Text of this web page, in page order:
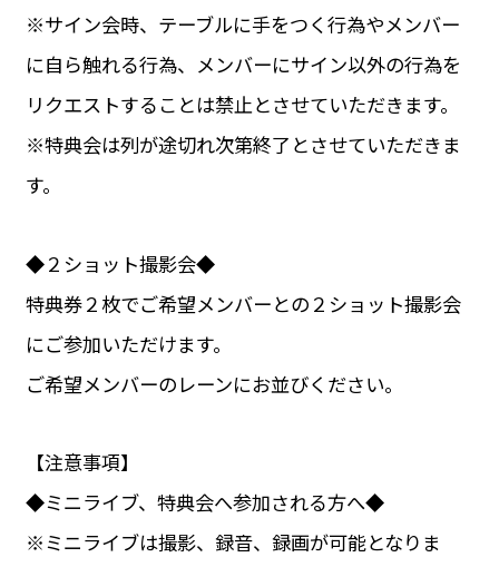
※サイン会時、テーブルに手をつく行為やメンバー
に自ら触れる行為、メンバーにサイン以外の行為を
リクエストすることは禁止とさせていただきます。
※特典会は列が途切れ次第終了とさせていただきま
す。
◆２ショット撮影会◆
特典券２枚でご希望メンバーとの２ショット撮影会
にご参加いただけます。
ご希望メンバーのレーンにお並びください。
【注意事項】
◆ミニライブ、特典会へ参加される方へ◆
※ミニライブは撮影、録音、録画が可能となりま